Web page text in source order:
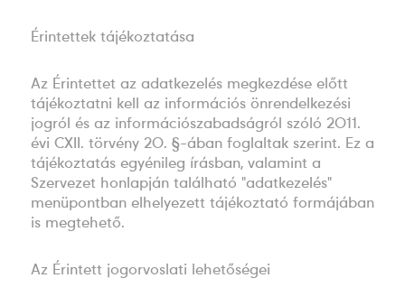
Érintettek tájékoztatása
Az Érintettet az adatkezelés megkezdése előtt
tájékoztatni kell az információs önrendelkezési
jogról és az információszabadságról szóló 2011.
évi CXII. törvény 20. §-ában foglaltak szerint. Ez a
tájékoztatás egyénileg írásban, valamint a
Szervezet honlapján található "adatkezelés"
menüpontban elhelyezett tájékoztató formájában
is megtehető.
Az Érintett jogorvoslati lehetőségei